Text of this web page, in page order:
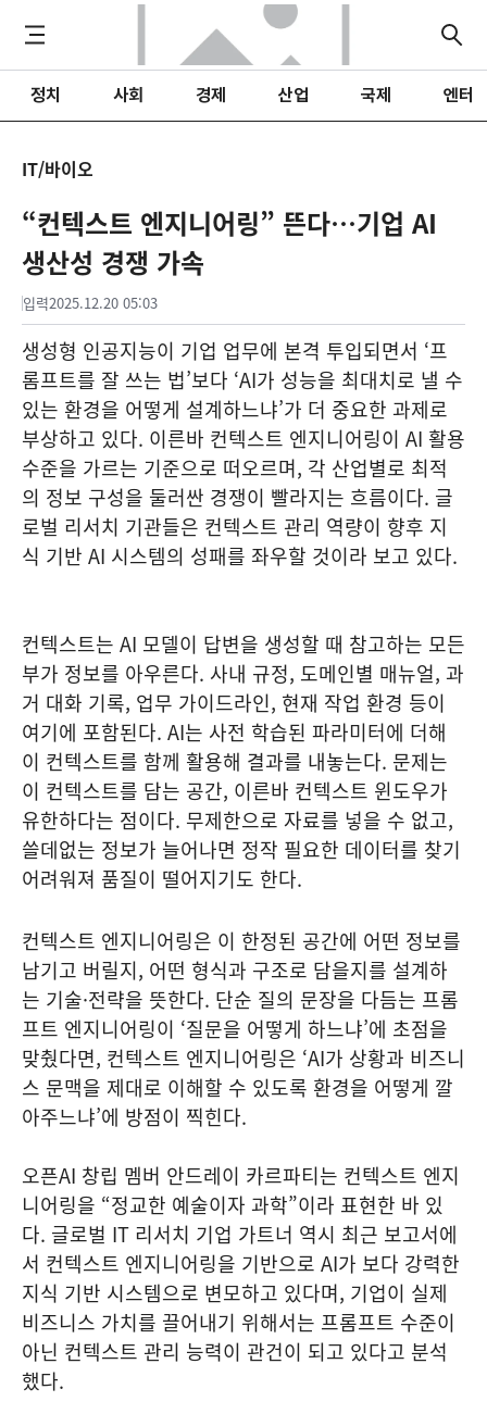
정치 사회 경제 산업 국제 엔터
IT/바이오
“컨텍스트 엔지니어링” 뜬다…기업 AI
생산성 경쟁 가속
입력2025.12.20 05:03
생성형 인공지능이 기업 업무에 본격 투입되면서 ‘프
롬프트를 잘 쓰는 법’보다 ‘AI가 성능을 최대치로 낼 수
있는 환경을 어떻게 설계하느냐’가 더 중요한 과제로
부상하고 있다. 이른바 컨텍스트 엔지니어링이 AI 활용
수준을 가르는 기준으로 떠오르며, 각 산업별로 최적
의 정보 구성을 둘러싼 경쟁이 빨라지는 흐름이다. 글
로벌 리서치 기관들은 컨텍스트 관리 역량이 향후 지
식 기반 AI 시스템의 성패를 좌우할 것이라 보고 있다.
컨텍스트는 AI 모델이 답변을 생성할 때 참고하는 모든
부가 정보를 아우른다. 사내 규정, 도메인별 매뉴얼, 과
거 대화 기록, 업무 가이드라인, 현재 작업 환경 등이
여기에 포함된다. AI는 사전 학습된 파라미터에 더해
이 컨텍스트를 함께 활용해 결과를 내놓는다. 문제는
이 컨텍스트를 담는 공간, 이른바 컨텍스트 윈도우가
유한하다는 점이다. 무제한으로 자료를 넣을 수 없고,
쓸데없는 정보가 늘어나면 정작 필요한 데이터를 찾기
어려워져 품질이 떨어지기도 한다.
컨텍스트 엔지니어링은 이 한정된 공간에 어떤 정보를
남기고 버릴지, 어떤 형식과 구조로 담을지를 설계하
는 기술·전략을 뜻한다. 단순 질의 문장을 다듬는 프롬
프트 엔지니어링이 ‘질문을 어떻게 하느냐’에 초점을
맞췄다면, 컨텍스트 엔지니어링은 ‘AI가 상황과 비즈니
스 문맥을 제대로 이해할 수 있도록 환경을 어떻게 깔
아주느냐’에 방점이 찍힌다.
오픈AI 창립 멤버 안드레이 카르파티는 컨텍스트 엔지
니어링을 “정교한 예술이자 과학”이라 표현한 바 있
다. 글로벌 IT 리서치 기업 가트너 역시 최근 보고서에
서 컨텍스트 엔지니어링을 기반으로 AI가 보다 강력한
지식 기반 시스템으로 변모하고 있다며, 기업이 실제
비즈니스 가치를 끌어내기 위해서는 프롬프트 수준이
아닌 컨텍스트 관리 능력이 관건이 되고 있다고 분석
했다.